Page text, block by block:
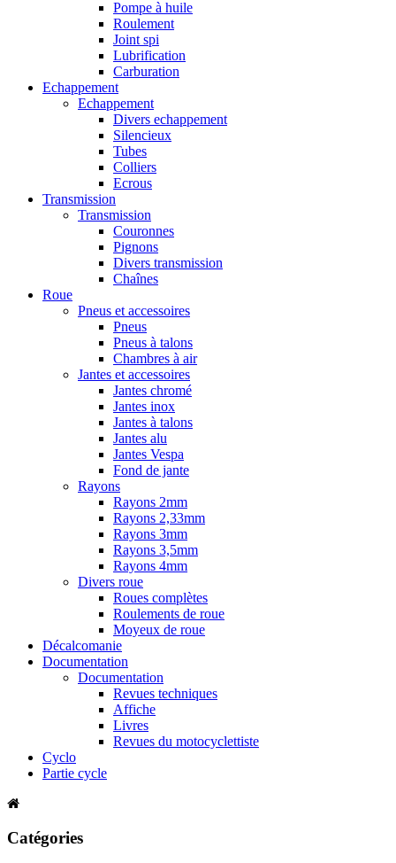
Pompe à huile
Roulement
Joint spi
Lubrification
Carburation
Echappement
Echappement
Divers echappement
Silencieux
Tubes
Colliers
Ecrous
Transmission
Transmission
Couronnes
Pignons
Divers transmission
Chaînes
Roue
Pneus et accessoires
Pneus
Pneus à talons
Chambres à air
Jantes et accessoires
Jantes chromé
Jantes inox
Jantes à talons
Jantes alu
Jantes Vespa
Fond de jante
Rayons
Rayons 2mm
Rayons 2,33mm
Rayons 3mm
Rayons 3,5mm
Rayons 4mm
Divers roue
Roues complètes
Roulements de roue
Moyeux de roue
Décalcomanie
Documentation
Documentation
Revues techniques
Affiche
Livres
Revues du motocyclettiste
Cyclo
Partie cycle
Catégories